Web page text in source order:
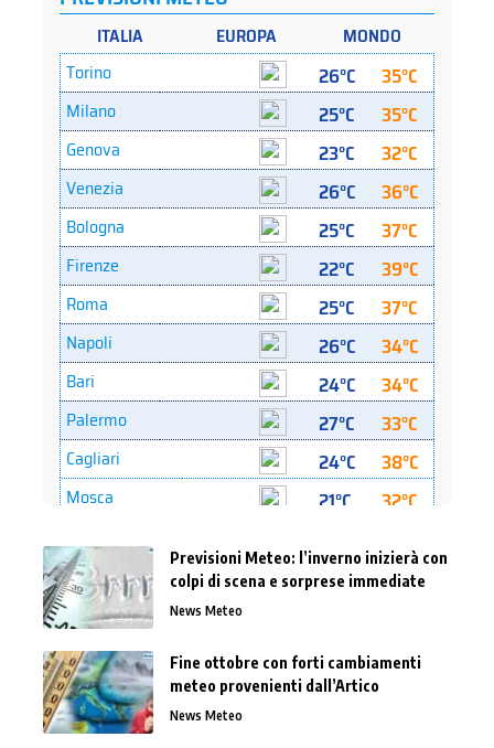
Previsioni Meteo: l’inverno inizierà con
colpi di scena e sorprese immediate
News Meteo
Fine ottobre con forti cambiamenti
meteo provenienti dall’Artico
News Meteo